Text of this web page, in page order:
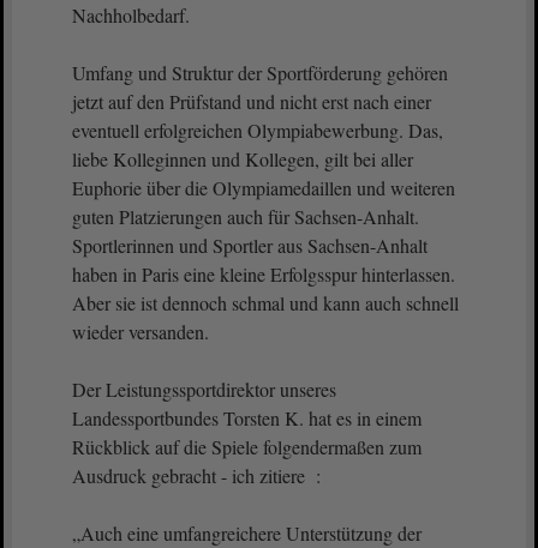
Nachholbedarf.
Umfang und Struktur der Sportförderung gehören
jetzt auf den Prüfstand und nicht erst nach einer
eventuell erfolgreichen Olympiabewerbung. Das,
liebe Kolleginnen und Kollegen, gilt bei aller
Euphorie über die Olympiamedaillen und weiteren
guten Platzierungen auch für Sachsen-Anhalt.
Sportlerinnen und Sportler aus Sachsen-Anhalt
haben in Paris eine kleine Erfolgsspur hinterlassen.
Aber sie ist dennoch schmal und kann auch schnell
wieder versanden.
Der Leistungssportdirektor unseres
Landessportbundes Torsten K. hat es in einem
Rückblick auf die Spiele folgendermaßen zum
Ausdruck gebracht - ich zitiere :
„Auch eine umfangreichere Unterstützung der